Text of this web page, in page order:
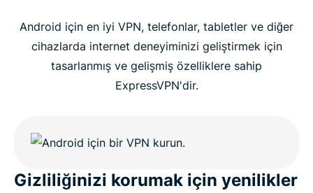
Android için en iyi VPN, telefonlar, tabletler ve diğer
cihazlarda internet deneyiminizi geliştirmek için
tasarlanmış ve gelişmiş özelliklere sahip
ExpressVPN'dir.
Gizliliğinizi korumak için yenilikler